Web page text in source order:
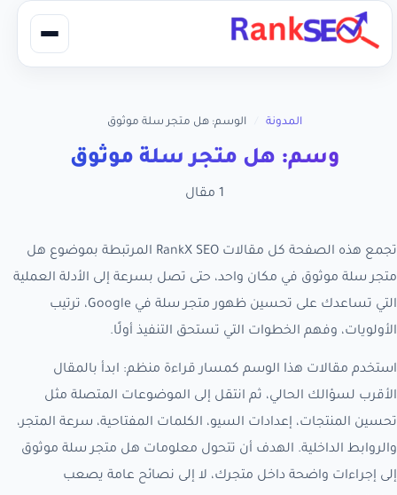
المدونة الوسم: هل متجر سلة موثوق
وسم: هل متجر سلة موثوق
1 مقال
تجمع هذه الصفحة كل مقالات RankX SEO المرتبطة بموضوع هل
متجر سلة موثوق في مكان واحد، حتى تصل بسرعة إلى الأدلة العملية
التي تساعدك على تحسين ظهور متجر سلة في Google، ترتيب
الأولويات، وفهم الخطوات التي تستحق التنفيذ أولًا.
استخدم مقالات هذا الوسم كمسار قراءة منظم: ابدأ بالمقال
الأقرب لسؤالك الحالي، ثم انتقل إلى الموضوعات المتصلة مثل
تحسين المنتجات، إعدادات السيو، الكلمات المفتاحية، سرعة المتجر،
والروابط الداخلية. الهدف أن تتحول معلومات هل متجر سلة موثوق
إلى إجراءات واضحة داخل متجرك، لا إلى نصائح عامة يصعب